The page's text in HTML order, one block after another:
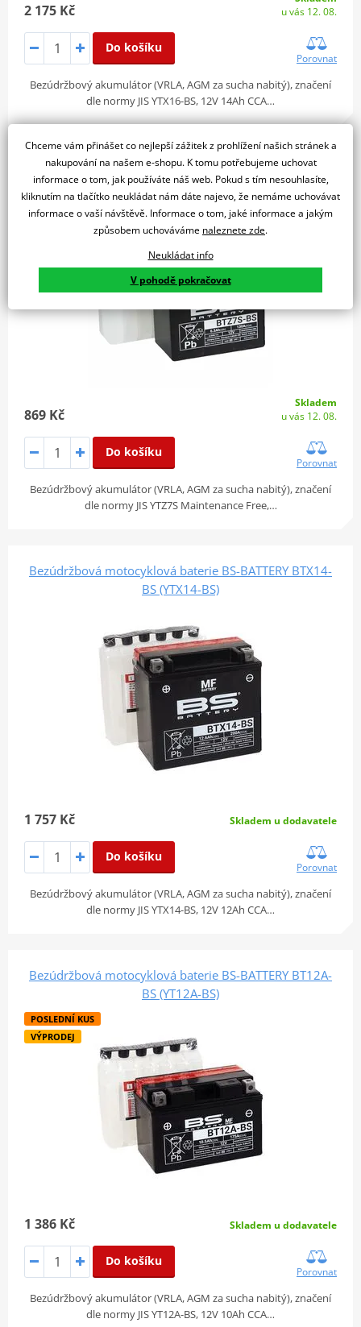
2 175 Kč
u vás 12. 08.
Do košíku
Porovnat
Bezúdržbový akumulátor (VRLA, AGM za sucha nabitý), značení
dle normy JIS YTX16-BS, 12V 14Ah CCA…
Bezúdržbová motocyklová baterie - max. 20° náklon BS-
BATTERY BTZ7S-BS (YTZ7S-BS)
869 Kč
Skladem
u vás 12. 08.
Do košíku
Porovnat
Bezúdržbový akumulátor (VRLA, AGM za sucha nabitý), značení
dle normy JIS YTZ7S Maintenance Free,…
Bezúdržbová motocyklová baterie BS-BATTERY BTX14-
BS (YTX14-BS)
1 757 Kč Skladem u dodavatele
Do košíku
Porovnat
Bezúdržbový akumulátor (VRLA, AGM za sucha nabitý), značení
dle normy JIS YTX14-BS, 12V 12Ah CCA…
Bezúdržbová motocyklová baterie BS-BATTERY BT12A-
BS (YT12A-BS)
POSLEDNÍ KUS
VÝPRODEJ
1 386 Kč Skladem u dodavatele
Do košíku
Porovnat
Bezúdržbový akumulátor (VRLA, AGM za sucha nabitý), značení
dle normy JIS YT12A-BS, 12V 10Ah CCA…
Chceme vám přinášet co nejlepší zážitek z prohlížení našich stránek a
nakupování na našem e-shopu. K tomu potřebujeme uchovat
informace o tom, jak používáte náš web. Pokud s tím nesouhlasíte,
kliknutím na tlačítko neukládat nám dáte najevo, že nemáme uchovávat
informace o vaší návštěvě. Informace o tom, jaké informace a jakým
způsobem uchováváme naleznete zde.
Neukládat info
V pohodě pokračovat